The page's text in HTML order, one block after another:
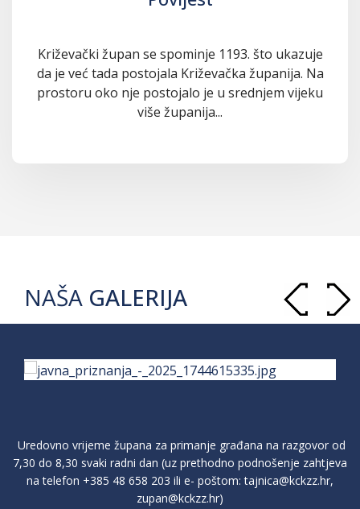
Križevački župan se spominje 1193. što ukazuje
da je već tada postojala Križevačka županija. Na
prostoru oko nje postojalo je u srednjem vijeku
više županija...
NAŠA GALERIJA
Uredovno vrijeme župana za primanje građana na razgovor od
7,30 do 8,30 svaki radni dan (uz prethodno podnošenje zahtjeva
na telefon +385 48 658 203 ili e- poštom:tajnica@kckzz.hr,
zupan@kckzz.hr)